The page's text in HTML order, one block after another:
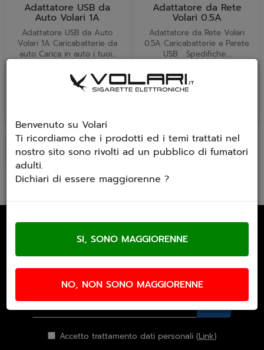
Adattatore USB da
Auto Volari 1A
Adattatore USB da Auto
Volari 1A Caricabatterie da
auto Carica in auto i tuoi...
€ 1,00
Adattatore da Rete
Volari 0.5A
Adattatore da Rete Volari
0.5A Caricabatterie a Parete
USB Spedifiche:...
€ 0,30
Ultimi arrivi
Email Newsletter
Iscriviti gratuitamente alla nostra
newsletter
Accetto trattamento dati personali (Link)
Benvenuto su Volari
Ti ricordiamo che i prodotti ed i temi trattati nel
nostro sito sono rivolti ad un pubblico di fumatori
adulti.
Dichiari di essere maggiorenne ?
NO, NON SONO MAGGIORENNE